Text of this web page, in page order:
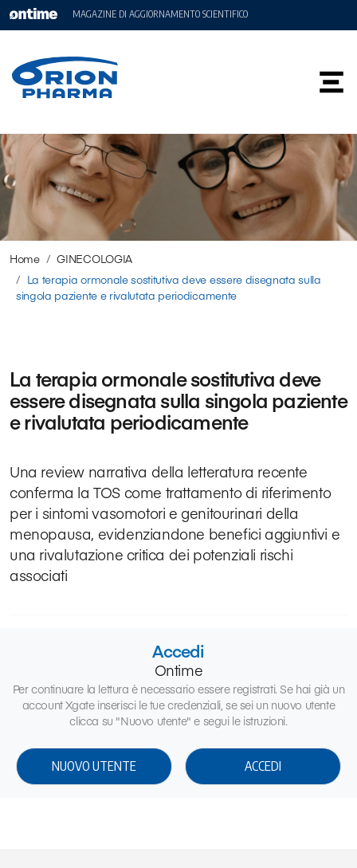
MAGAZINE DI AGGIORNAMENTO SCIENTIFICO
Home
GINECOLOGIA
La terapia ormonale sostitutiva deve essere disegnata sulla
singola paziente e rivalutata periodicamente
La terapia ormonale sostitutiva deve
essere disegnata sulla singola paziente
e rivalutata periodicamente
Una review narrativa della letteratura recente
conferma la TOS come trattamento di riferimento
per i sintomi vasomotori e genitourinari della
menopausa, evidenziandone benefici aggiuntivi e
una rivalutazione critica dei potenziali rischi
associati
Accedi
Ontime
Per continuare la lettura è necessario essere registrati. Se hai già un
account Xgate inserisci le tue credenziali, se sei un nuovo utente
clicca su "Nuovo utente" e segui le istruzioni.
NUOVO UTENTE ACCEDI